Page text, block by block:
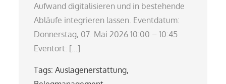
Aufwand digitalisieren und in bestehende
Abläufe integrieren lassen. Eventdatum:
Donnerstag, 07. Mai 2026 10:00 – 10:45
Eventort: […]
Tags:Auslagenerstattung,